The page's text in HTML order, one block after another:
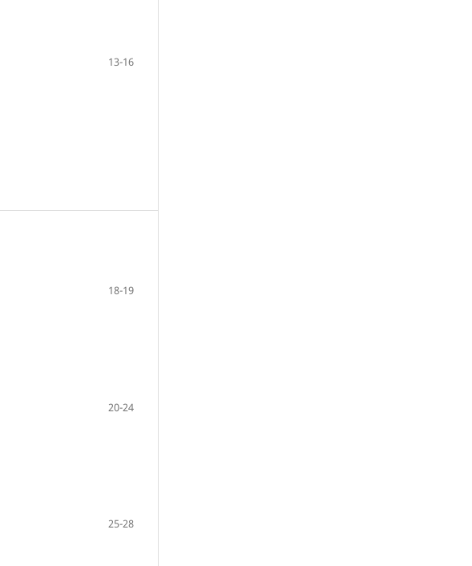
13-16
18-19
20-24
25-28